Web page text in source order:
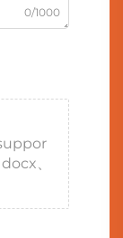
0/1000
、